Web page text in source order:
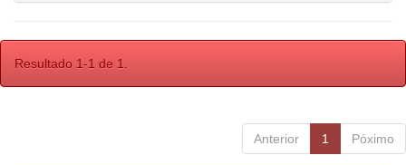
Resultado 1-1 de 1.
Anterior 1 Póximo